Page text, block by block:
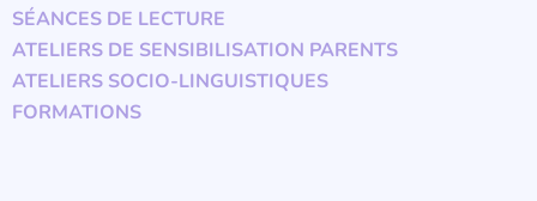
SÉANCES DE LECTURE
ATELIERS DE SENSIBILISATION PARENTS
ATELIERS SOCIO-LINGUISTIQUES
FORMATIONS